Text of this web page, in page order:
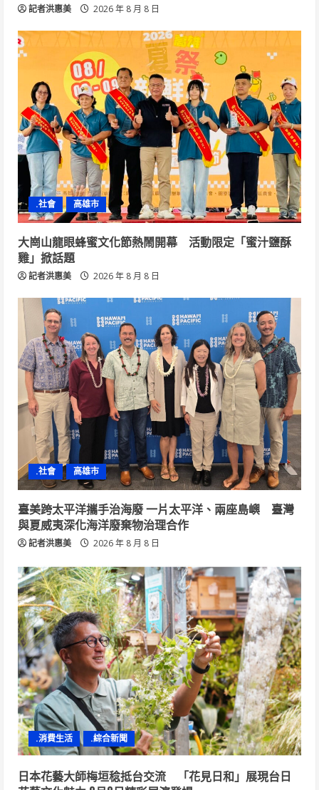
記者洪惠美 2026 年 8 月 8 日
.社會 高雄市
大崗山龍眼蜂蜜文化節熱鬧開幕 活動限定「蜜汁鹽酥
雞」掀話題
記者洪惠美 2026 年 8 月 8 日
.社會 高雄市
臺美跨太平洋攜手治海廢 一片太平洋、兩座島嶼 臺灣
與夏威夷深化海洋廢棄物治理合作
記者洪惠美 2026 年 8 月 8 日
.消費生活 .綜合新聞
日本花藝大師梅垣稔抵台交流 「花見日和」展現台日